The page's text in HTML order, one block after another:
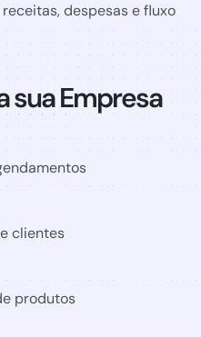
despesas e fluxo
sua Empresa
clientes
produtos